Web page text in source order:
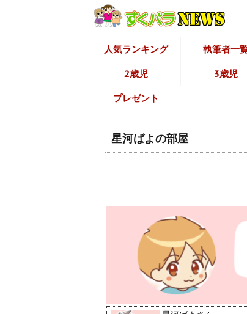
人気ランキング 執筆者一
2歳児 3歳児
プレゼント
星河ばよの部屋